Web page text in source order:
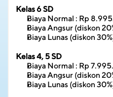
Kelas 6 SD
Biaya Normal : Rp
Biaya Angsur (diskon
Biaya Lunas (diskon
Kelas 4, 5 SD
Biaya Normal : Rp
Biaya Angsur (diskon
Biaya Lunas (diskon